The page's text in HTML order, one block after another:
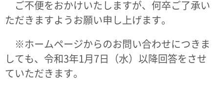
ご不便をおかけいたしますが、何卒ご了承い
ただきますようお願い申し上げます。
※ホームページからのお問い合わせにつきま
しても、令和3年1月7日（水）以降回答をさせ
ていただきます。